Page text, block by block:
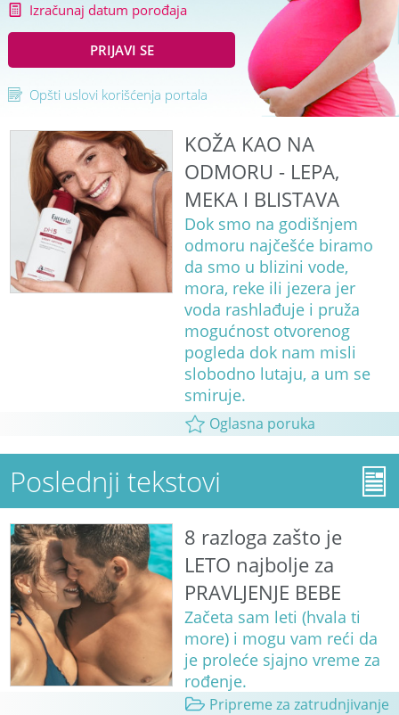
Izračunaj datum porođaja
PRIJAVI SE
Opšti uslovi korišćenja portala
KOŽA KAO NA
ODMORU - LEPA,
MEKA I BLISTAVA
Dok smo na godišnjem
odmoru najčešće biramo
da smo u blizini vode,
mora, reke ili jezera jer
voda rashlađuje i pruža
mogućnost otvorenog
pogleda dok nam misli
slobodno lutaju, a um se
smiruje.
Oglasna poruka
Poslednji tekstovi
8 razloga zašto je
LETO najbolje za
PRAVLJENJE BEBE
Začeta sam leti (hvala ti
more) i mogu vam reći da
je proleće sjajno vreme za
rođenje.
Pripreme za zatrudnjivanje